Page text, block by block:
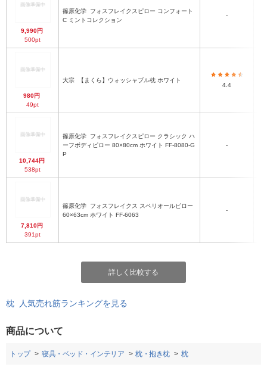
9,990円
500pt
篠原化学
C ミントコレクション
-
980円
49pt
大宗 【まくら】ウォッシャブル枕 ホワイト
4.4
10,744円
538pt
篠原化学
ーフボディピロー 80×80cm ホワイト FF-8080-G
P
-
7,810円
391pt
篠原化学
60×63cm ホワイト FF-6063
-
詳しく比較する
枕 人気売れ筋ランキングを見る
商品について
トップ 寝具・ベッド・インテリア 枕・抱き枕 枕